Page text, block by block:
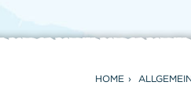
HOME